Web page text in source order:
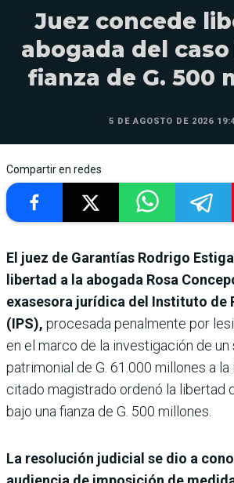
Juez concede
abogada del caso
fianza de G. 500
5 DE AGOSTO DE 2026
Compartir en redes
El juez de Garantías Rodrigo
libertad a la abogada Rosa
exasesora jurídica del Instituto de
(IPS), procesada penalmente por
en el marco de la investigación de
patrimonial de G. 61.000 millones a la
citado magistrado ordenó la libertad
bajo una fianza de G. 500 millones.
La resolución judicial se dio a